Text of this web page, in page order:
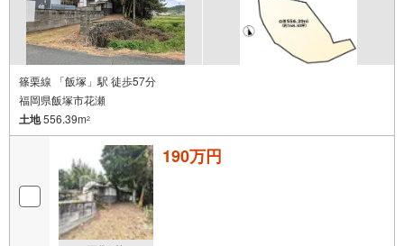
篠栗線 「飯塚」駅 徒歩57分
福岡県飯塚市花瀬
土地556.39m2
190万円